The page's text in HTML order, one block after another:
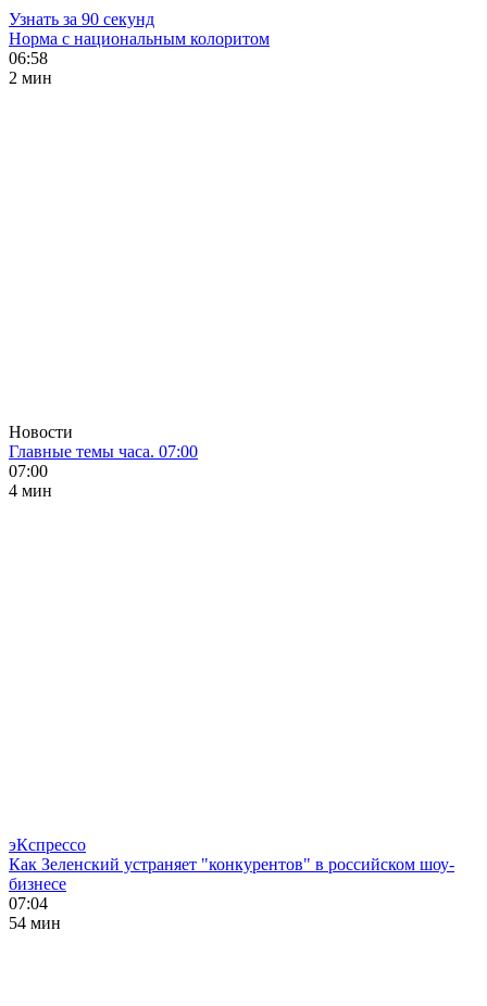
Узнать за 90 секунд
Норма с национальным колоритом
06:58
2 мин
Новости
Главные темы часа. 07:00
07:00
4 мин
эКспрессо
Как Зеленский устраняет "конкурентов" в российском шоу-
бизнесе
07:04
54 мин